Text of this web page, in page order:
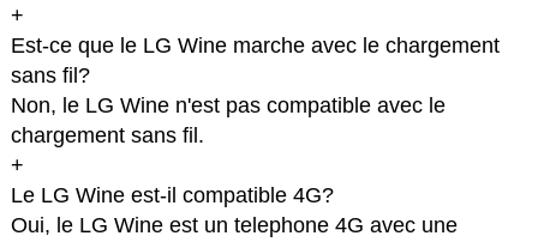
+
Est-ce que le LG Wine marche avec le chargement
sans fil?
Non, le LG Wine n'est pas compatible avec le
chargement sans fil.
+
Le LG Wine est-il compatible 4G?
Oui, le LG Wine est un telephone 4G avec une